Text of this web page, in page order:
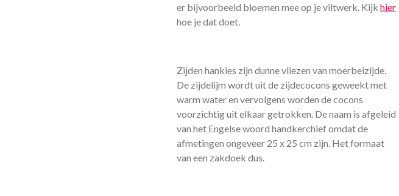
er bijvoorbeeld bloemen mee op je viltwerk. Kijk hier
hoe je dat doet.
Zijden hankies zijn dunne vliezen van moerbeizijde.
De zijdelijm wordt uit de zijdecocons geweekt met
warm water en vervolgens worden de cocons
voorzichtig uit elkaar getrokken. De naam is afgeleid
van het Engelse woord handkerchief omdat de
afmetingen ongeveer 25 x 25 cm zijn. Het formaat
van een zakdoek dus.